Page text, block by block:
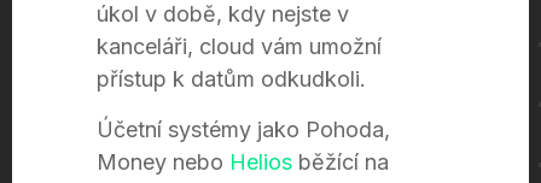
úkol v době, kdy nejste v
kanceláři, cloud vám umožní
přístup k datům odkudkoli.
Účetní systémy jako Pohoda,
Money nebo Helios běžící na